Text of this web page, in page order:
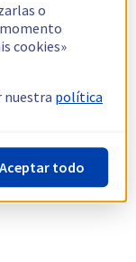
o
cookies»
nuestra política
Aceptar todo